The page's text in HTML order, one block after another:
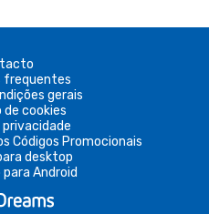
frequentes
gerais
cookies
Códigos Promocionais
desktop
Android